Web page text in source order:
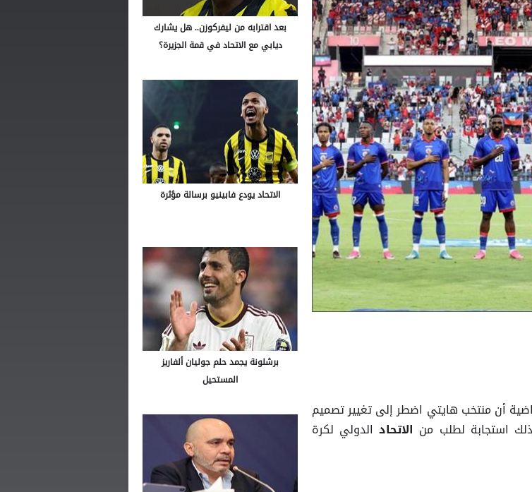
أن منتخب هايتي اضطر إلى تغيير تصميم
الاتحاد الدولي لكرة
بعد اقترابه من ليفركوزن.. هل يشارك
ديابي مع الاتحاد في قمة الجزيرة؟
الاتحاد يودع فابينيو برسالة مؤثرة
برشلونة يجمد حلم جوليان ألفاريز
المستحيل